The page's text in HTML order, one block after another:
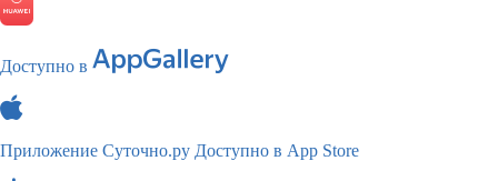
Доступно в
Приложение Суточно.ру Доступно в App Store